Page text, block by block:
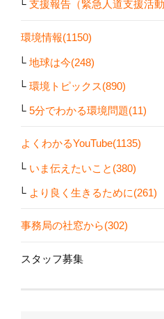
支援報告（緊急人道支援活
環境情報(1150)
地球は今(248)
環境トピックス(890)
5分でわかる環境問題(11)
よくわかるYouTube(1135)
いま伝えたいこと(380)
より良く生きるために(261)
事務局の社窓から(302)
スタッフ募集